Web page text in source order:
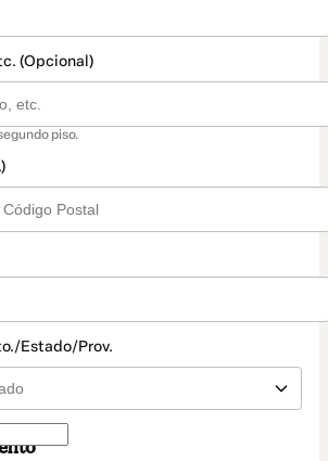
(Opcional)
piso.
Estado/Prov.